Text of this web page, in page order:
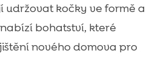
udržovat kočky ve formě a
bohatství, které
nového domova pro